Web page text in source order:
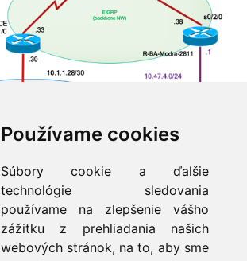
Používame cookies
Súbory cookie a ďalšie
technológie sledovania
používame na zlepšenie vášho
zážitku z prehliadania našich
webových stránok, na to, aby sme